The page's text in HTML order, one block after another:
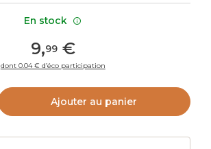
9,99€
dont 0.04 € d’éco participation
Ajouter au panier